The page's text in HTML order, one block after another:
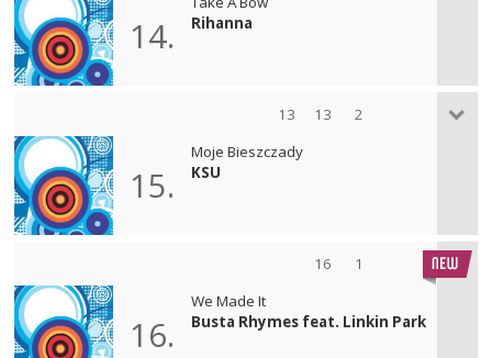
14.
Rihanna
13 13 2
15.
Moje Bieszczady
KSU
16 1
16.
We Made It
Busta Rhymes feat. Linkin Park